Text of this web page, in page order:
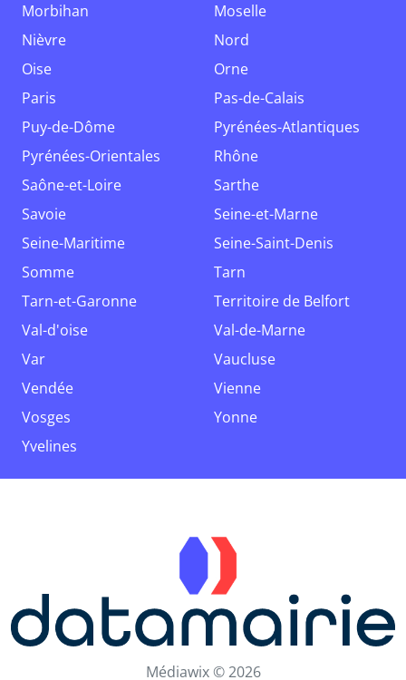
Morbihan
Moselle
Nièvre
Nord
Oise
Orne
Paris
Pas-de-Calais
Puy-de-Dôme
Pyrénées-Atlantiques
Pyrénées-Orientales
Rhône
Saône-et-Loire
Sarthe
Savoie
Seine-et-Marne
Seine-Maritime
Seine-Saint-Denis
Somme
Tarn
Tarn-et-Garonne
Territoire de Belfort
Val-d'oise
Val-de-Marne
Var
Vaucluse
Vendée
Vienne
Vosges
Yonne
Yvelines
Médiawix © 2026